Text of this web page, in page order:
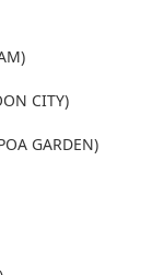
CITY)
GARDEN)